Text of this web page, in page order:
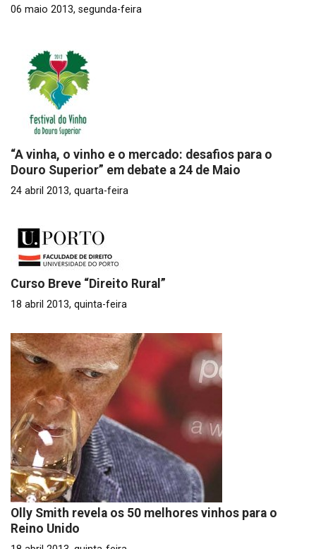
06 maio 2013, segunda-feira
“A vinha, o vinho e o mercado: desafios para o
Douro Superior” em debate a 24 de Maio
24 abril 2013, quarta-feira
Curso Breve “Direito Rural”
18 abril 2013, quinta-feira
Olly Smith revela os 50 melhores vinhos para o
Reino Unido